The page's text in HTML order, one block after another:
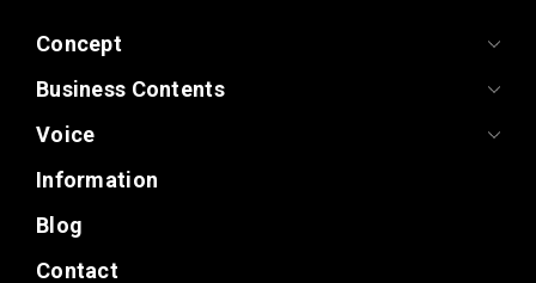
Concept
Business Contents
Voice
Information
Blog
Contact